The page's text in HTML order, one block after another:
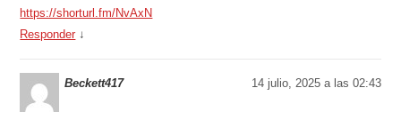
https://shorturl.fm/NvAxN
Responder ↓
Beckett417 14 julio, 2025 a las 02:43